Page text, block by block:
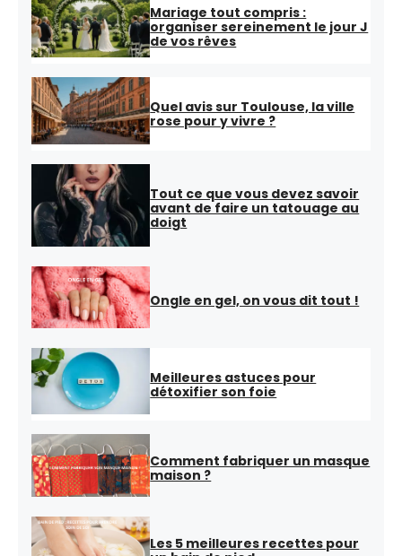
Mariage tout compris :
organiser sereinement le jour J
de vos rêves
Quel avis sur Toulouse, la ville
rose pour y vivre ?
Tout ce que vous devez savoir
avant de faire un tatouage au
doigt
Ongle en gel, on vous dit tout !
Meilleures astuces pour
détoxifier son foie
Comment fabriquer un masque
maison ?
Les 5 meilleures recettes pour